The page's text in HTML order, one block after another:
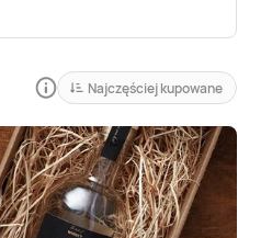
Najczęściej kupowane